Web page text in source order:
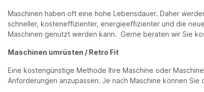
Maschinen haben oft eine hohe Lebensdauer. Daher
schneller, kosteneffizienter, energieeffizienter und die
Maschinen genutzt werden kann. Gerne beraten wir Sie
Maschinen umrüsten / Retro Fit
Eine kostengünstige Methode Ihre Maschine oder
Anforderungen anzupassen. Je nach Maschine können